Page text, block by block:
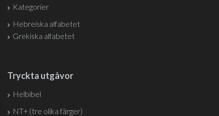
Kategorier
Hebreiska alfabetet
Grekiska alfabetet
Tryckta utgåvor
Helbibel
NT+ (tre olika färger)